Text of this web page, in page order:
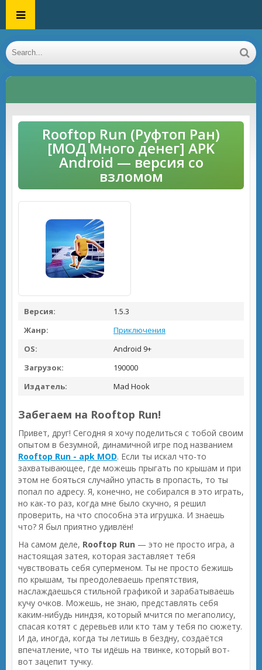
Rooftop Run (Руфтоп Ран)
[МОД Много денег] APK
Android — версия со
взломом
Версия:
1.5.3
Жанр:
Приключения
OS:
Android 9+
Загрузок:
190000
Издатель:
Mad Hook
Забегаем на Rooftop Run!
Привет, друг! Сегодня я хочу поделиться с тобой своим
опытом в безумной, динамичной игре под названием
Rooftop Run - apk MOD. Если ты искал что-то
захватывающее, где можешь прыгать по крышам и при
этом не бояться случайно упасть в пропасть, то ты
попал по адресу. Я, конечно, не собирался в это играть,
но как-то раз, когда мне было скучно, я решил
проверить, на что способна эта игрушка. И знаешь
что? Я был приятно удивлён!
На самом деле, Rooftop Run — это не просто игра, а
настоящая затея, которая заставляет тебя
чувствовать себя суперменом. Ты не просто бежишь
по крышам, ты преодолеваешь препятствия,
наслаждаешься стильной графикой и зарабатываешь
кучу очков. Можешь, не знаю, представлять себя
каким-нибудь ниндзя, который мчится по мегаполису,
спасая котят с деревьев или кто там у тебя по сюжету.
И да, иногда, когда ты летишь в бездну, создаётся
впечатление, что ты идёшь на твинке, который вот-
вот зацепит тучку.